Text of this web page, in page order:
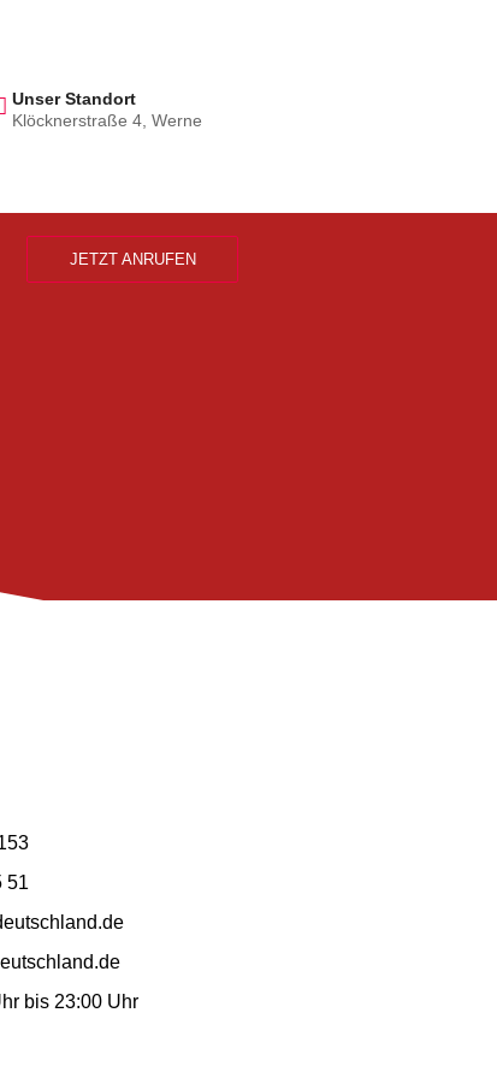
Unser Standort
Klöcknerstraße 4, Werne
JETZT ANRUFEN
51
bis 23:00 Uhr